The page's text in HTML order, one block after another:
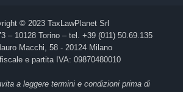
© 2023 TaxLawPlanet Srl
– 10128 Torino – tel. +39 (011) 50.69.135
Macchi, 58 - 20124 Milano
e partita IVA: 09870480010
a leggere termini e condizioni prima di